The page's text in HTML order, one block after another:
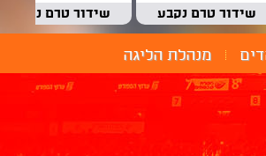
שידור טרם נקבע שידור טרם נקבע
מנהלת הליגה